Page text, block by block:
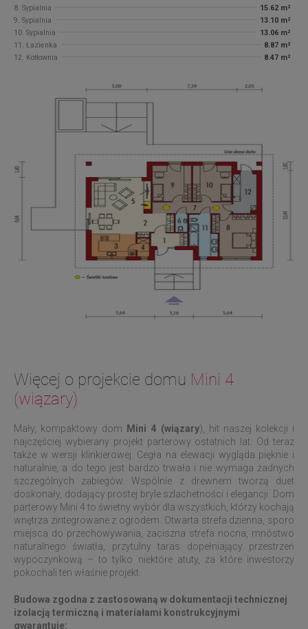
8. Sypialnia
15.62 m²
9. Sypialnia
13.10 m²
10. Sypialnia
13.06 m²
11. Łazienka
8.87 m²
12. Kotłownia
8.47 m²
Więcej o projekcie domu Mini 4
(wiązary)
Mały, kompaktowy dom Mini 4 (wiązary), hit naszej kolekcji i
najczęściej wybierany projekt parterowy ostatnich lat. Od teraz
także w wersji klinkierowej. Cegła na elewacji wygląda pięknie i
naturalnie, a do tego jest bardzo trwała i nie wymaga żadnych
szczególnych zabiegów. Wspólnie z drewnem tworzą duet
doskonały, dodający prostej bryle szlachetności i elegancji. Dom
parterowy Mini 4 to świetny wybór dla wszystkich, którzy kochają
wnętrza zintegrowane z ogrodem. Otwarta strefa dzienna, sporo
miejsca do przechowywania, zaciszna strefa nocna, mnóstwo
naturalnego światła, przytulny taras dopełniający przestrzeń
wypoczynkową – to tylko niektóre atuty, za które inwestorzy
pokochali ten właśnie projekt.
Budowa zgodna z zastosowaną w dokumentacji technicznej
izolacją termiczną i materiałami konstrukcyjnymi
gwarantuje: